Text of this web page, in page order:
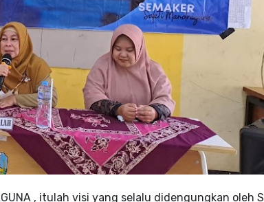
, itulah visi yang selalu didengungkan oleh